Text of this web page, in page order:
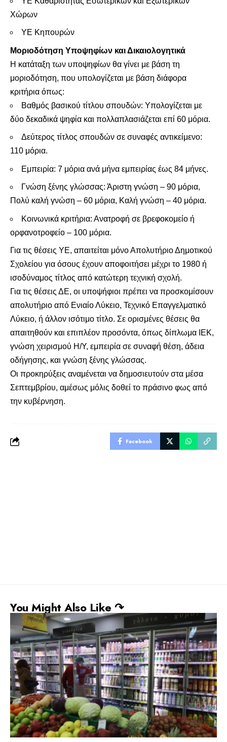
Χώρων
ΥΕ Κηπουρών
Μοριοδότηση Υποψηφίων και Δικαιολογητικά
Η κατάταξη των υποψηφίων θα γίνει με βάση τη
μοριοδότηση, που υπολογίζεται με βάση διάφορα
κριτήρια όπως:
Βαθμός βασικού τίτλου σπουδών: Υπολογίζεται με
δύο δεκαδικά ψηφία και πολλαπλασιάζεται επί 60 μόρια.
Δεύτερος τίτλος σπουδών σε συναφές αντικείμενο:
110 μόρια.
Εμπειρία: 7 μόρια ανά μήνα εμπειρίας έως 84 μήνες.
Γνώση ξένης γλώσσας: Άριστη γνώση – 90 μόρια,
Πολύ καλή γνώση – 60 μόρια, Καλή γνώση – 40 μόρια.
Κοινωνικά κριτήρια: Ανατροφή σε βρεφοκομείο ή
ορφανοτροφείο – 100 μόρια.
Για τις θέσεις ΥΕ, απαιτείται μόνο Απολυτήριο Δημοτικού
Σχολείου για όσους έχουν αποφοιτήσει μέχρι το 1980 ή
ισοδύναμος τίτλος από κατώτερη τεχνική σχολή.
Για τις θέσεις ΔΕ, οι υποψήφιοι πρέπει να προσκομίσουν
απολυτήριο από Ενιαίο Λύκειο, Τεχνικό Επαγγελματικό
Λύκειο, ή άλλον ισότιμο τίτλο. Σε ορισμένες θέσεις θα
απαιτηθούν και επιπλέον προσόντα, όπως δίπλωμα ΙΕΚ,
γνώση χειρισμού Η/Υ, εμπειρία σε συναφή θέση, άδεια
οδήγησης, και γνώση ξένης γλώσσας.
Οι προκηρύξεις αναμένεται να δημοσιευτούν στα μέσα
Σεπτεμβρίου, αμέσως μόλις δοθεί το πράσινο φως από
την κυβέρνηση.
Facebook
You Might Also Like ↷